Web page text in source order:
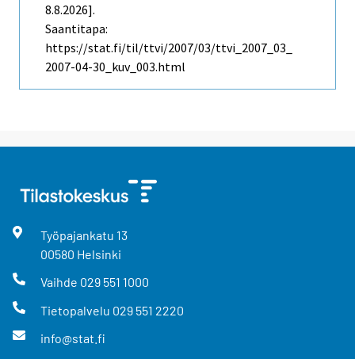
8.8.2026].
Saantitapa:
https://stat.fi/til/ttvi/2007/03/ttvi_2007_03_
2007-04-30_kuv_003.html
Työpajankatu 13
00580 Helsinki
Vaihde 029 551 1000
Tietopalvelu 029 551 2220
info@stat.fi